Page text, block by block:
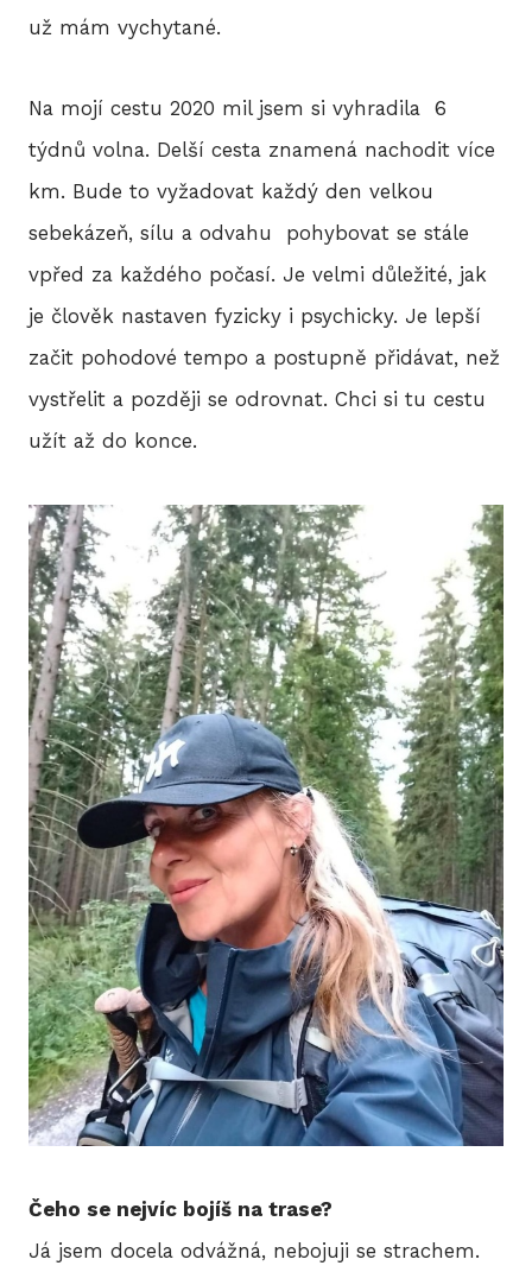
už mám vychytané.
Na mojí cestu 2020 mil jsem si vyhradila 6
týdnů volna. Delší cesta znamená nachodit více
km. Bude to vyžadovat každý den velkou
sebekázeň, sílu a odvahu pohybovat se stále
vpřed za každého počasí. Je velmi důležité, jak
je člověk nastaven fyzicky i psychicky. Je lepší
začit pohodové tempo a postupně přidávat, než
vystřelit a později se odrovnat. Chci si tu cestu
užít až do konce.
Čeho se nejvíc bojíš na trase?
Já jsem docela odvážná, nebojuji se strachem.